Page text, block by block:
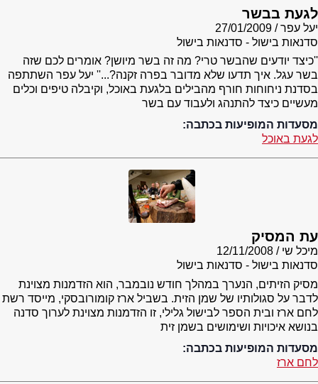
לגעת בבשר
יעל עפר
27/01/2009
סדנאות בישול - סדנאות בישול
''כיצד יודעים שהבשר טרי? מה זה בשר מיושן? אומרים לכם שזה
בשר עגל. איך תדעו שלא מדובר בפרה זקנה?...'' יעל עפר השתתפה
בסדנת ניחוחות חורף מהבילים בלגעת באוכל, וקיבלה טיפים וכלים
מעשיים כיצד להתנהג ולעבוד עם בשר
מסעדות המופיעות בכתבה:
לגעת באוכל
עת המסיק
מיכל שי
12/11/2008
סדנאות בישול - סדנאות בישול
מסיק הזיתים, הנערך במהלך חודש נובמבר, הוא הזדמנות מצוינת
לדבר על סגולותיו של שמן הזית. בשביל ארז קומורובסקי, מייסד רשת
לחם ארז ובית הספר לבישול גלילי, זו הזדמנות מצוינת לערוך סדנה
בנושא איכויות ושימושים בשמן זית
מסעדות המופיעות בכתבה:
לחם ארז